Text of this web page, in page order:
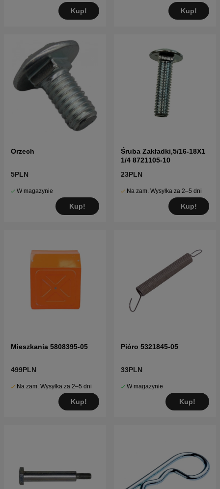
Kup! Kup!
Orzech
5PLN
W magazynie
Kup!
Śruba Zakładki,5/16-18X1
1/4 8721105-10
23PLN
Na zam. Wysyłka za 2–5 dni
Kup!
Mieszkania 5808395-05
499PLN
Na zam. Wysyłka za 2–5 dni
Kup!
Pióro 5321845-05
33PLN
W magazynie
Kup!